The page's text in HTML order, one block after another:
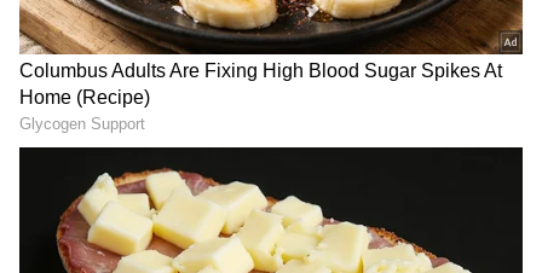
Related Articles
ಗ್ಯಾಸ್ ಟ್ರಬಲ್ ಆಗುತ್ತಾ? ಈ 7 ಆಹಾರಗಳಿಂದ
ದೂರವಿರಿ, ಇಲ್ಲದಿದ್ದರೆ ಕಷ್ಟ